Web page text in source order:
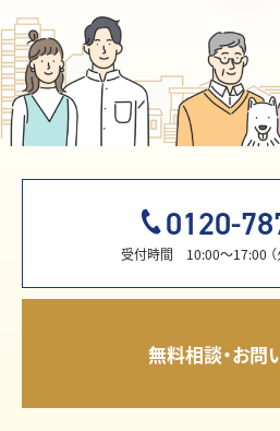
0120-
受付時間 10:00〜17:00 （
無料相談・お問